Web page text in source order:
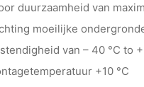
duurzaamheid van
moeilijke
van – 40 °C to +
+10 °C